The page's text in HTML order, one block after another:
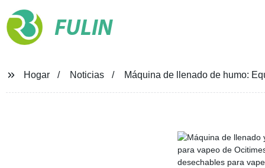
FULIN
Hogar Noticias Máquina de llenado de humo: